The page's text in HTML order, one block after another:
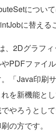
につい
に替える
、2Dグラフ
PDFファイ
「Java印刷
を新機能と
やろうとし
の方です。